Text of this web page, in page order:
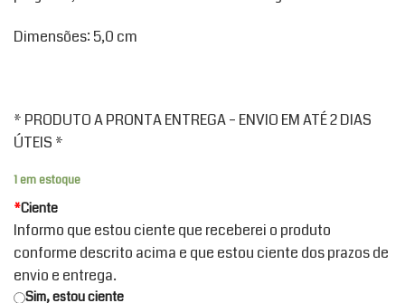
Dimensões: 5,0 cm
* PRODUTO A PRONTA ENTREGA – ENVIO EM ATÉ 2 DIAS
ÚTEIS *
1 em estoque
*Ciente
Informo que estou ciente que receberei o produto
conforme descrito acima e que estou ciente dos prazos de
envio e entrega.
Sim, estou ciente